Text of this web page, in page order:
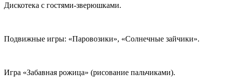
Дискотека с гостями-зверюшками.
Подвижные игры: «Паровозики», «Солнечные зайчики».
Игра «Забавная рожица» (рисование пальчиками).